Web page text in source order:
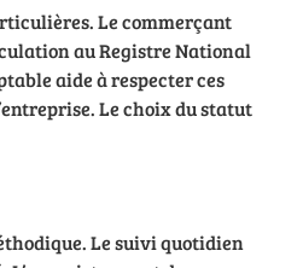
Le commerçant
au Registre National
aide à respecter ces
Le choix du statut
Le suivi quotidien